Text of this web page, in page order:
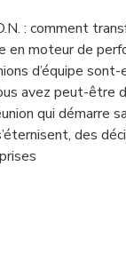
: comment
en moteur de
d’équipe
avez peut-être
qui démarre
des